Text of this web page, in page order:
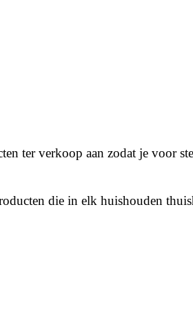
ter verkoop aan zodat je voor
die in elk huishouden